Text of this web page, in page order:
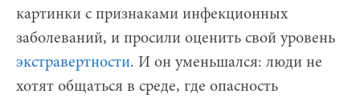
картинки с признаками инфекционных
заболеваний, и просили оценить свой уровень
экстравертности. И он уменьшался: люди не
хотят общаться в среде, где опасность